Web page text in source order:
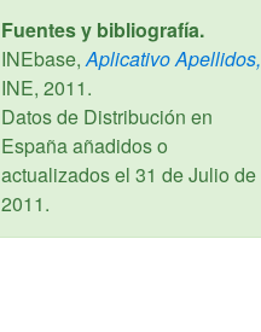
Fuentes y bibliografía.
INEbase,Aplicativo Apellidos,
INE, 2011.
Datos de Distribución en
España añadidos o
actualizados el 31 de Julio de
2011.